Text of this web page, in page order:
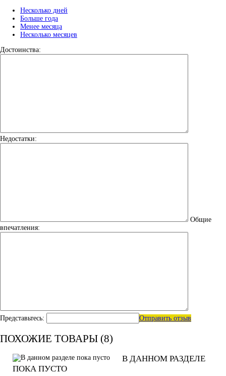
Несколько дней
Больше года
Менее месяца
Несколько месяцев
Достоинства:
Недостатки:
Общие
впечатления:
Представьтесь: Отправить отзыв
ПОХОЖИЕ ТОВАРЫ (8)
В ДАННОМ РАЗДЕЛЕ
ПОКА ПУСТО